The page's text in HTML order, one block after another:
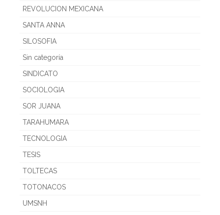
REVOLUCION MEXICANA
SANTA ANNA
SILOSOFIA
Sin categoría
SINDICATO
SOCIOLOGIA
SOR JUANA
TARAHUMARA
TECNOLOGIA
TESIS
TOLTECAS
TOTONACOS
UMSNH